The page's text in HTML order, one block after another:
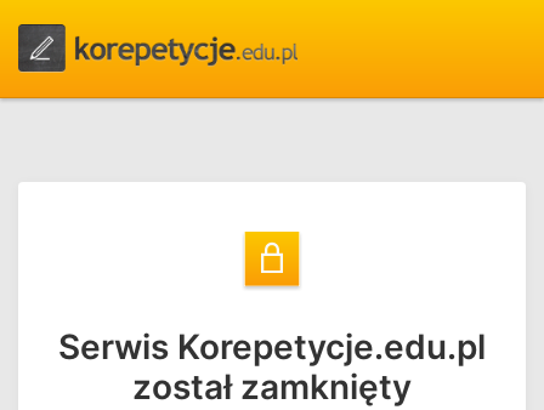
Serwis Korepetycje.edu.pl
został zamknięty